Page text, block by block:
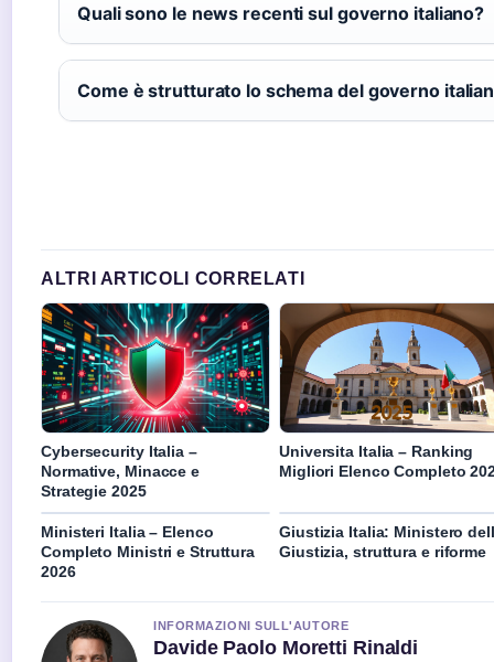
Quali sono le news recenti sul governo italiano?
Come è strutturato lo schema del governo
ALTRI ARTICOLI CORRELATI
Cybersecurity Italia –
Normative, Minacce e
Strategie 2025
Universita Italia – Ranking
Migliori Elenco Completo
Ministeri Italia – Elenco
Completo Ministri e Struttura
2026
Giustizia Italia: Ministero
Giustizia, struttura e riforme
INFORMAZIONI SULL'AUTORE
Davide Paolo Moretti Rinaldi